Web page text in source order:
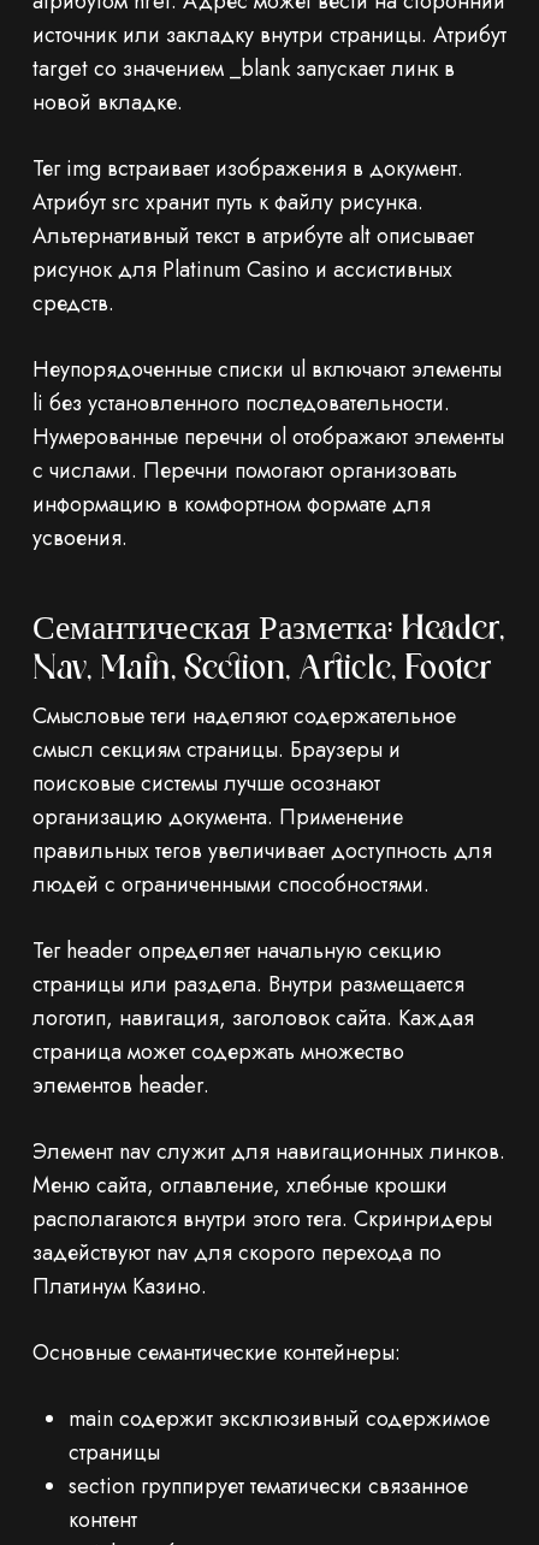
источник или закладку внутри страницы. Атрибут
target со значением _blank запускает линк в
новой вкладке.
Тег img встраивает изображения в документ.
Атрибут src хранит путь к файлу рисунка.
Альтернативный текст в атрибуте alt описывает
рисунок для Platinum Casino и ассистивных
средств.
Неупорядоченные списки ul включают элементы
li без установленного последовательности.
Нумерованные перечни ol отображают элементы
с числами. Перечни помогают организовать
информацию в комфортном формате для
усвоения.
Семантическая Разметка: Header,
Nav, Main, Section, Article, Footer
Смысловые теги наделяют содержательное
смысл секциям страницы. Браузеры и
поисковые системы лучше осознают
организацию документа. Применение
правильных тегов увеличивает доступность для
людей с ограниченными способностями.
Тег header определяет начальную секцию
страницы или раздела. Внутри размещается
логотип, навигация, заголовок сайта. Каждая
страница может содержать множество
элементов header.
Элемент nav служит для навигационных линков.
Меню сайта, оглавление, хлебные крошки
располагаются внутри этого тега. Скринридеры
задействуют nav для скорого перехода по
Платинум Казино.
Основные семантические контейнеры:
main содержит эксклюзивный содержимое
страницы
section группирует тематически связанное
контент